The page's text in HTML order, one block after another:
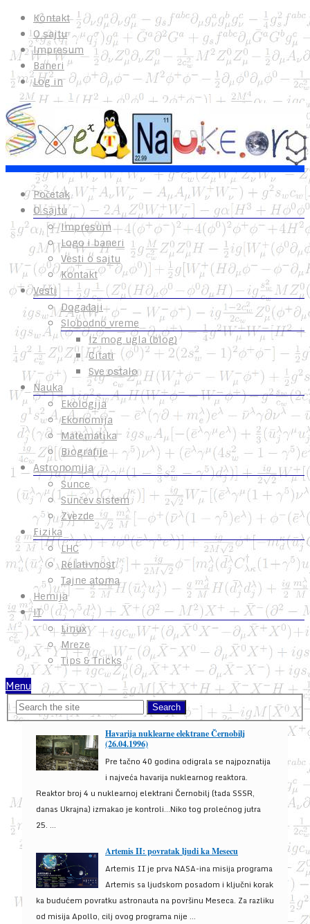
Kontakt
O sajtu
Impresum
Baneri
Log in
Početak
O sajtu
Impresum
Logo i baneri
Vesti o sajtu
Kontakt
Vesti
Događaji
Slobodno vreme
Iz mog ugla (blog)
Citati
Sve ostalo
Nauka
Ekologija
Ekonomija
Matematika
Biografije
Astronomija
Sunce
Sunčev sistem
Zvezde
Fizika
LHC
Relativnost
Tajne atoma
Hemija
IT
Linux
Mreze
Tips & Tricks
Menu
Havarija nuklearne elektrane Černobilj
(26.04.1996)
Pre tačno 40 godina odigrala se najpoznatija
i najveća havarija nuklearnog reaktora.
Reaktor broj 4 u nuklearnoj elektrani Černobilj (tada SSSR,
danas Ukrajna) izmakao je kontroli...Niko tog prolećnog jutra
25. ...
Artemis II: povratak ljudi ka Mesecu
Artemis II je prva NASA-ina misija programa
Artemis sa ljudskom posadom i ključni korak
ka budućem povratku astronauta na površinu Meseca. Za razliku
od misija Apollo, cilj ovog programa nije ...